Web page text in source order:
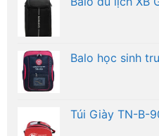
Balo học sinh
Túi Giày TN-B-